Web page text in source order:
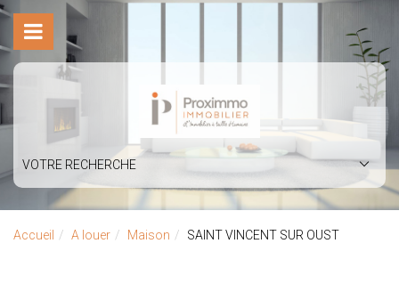
VOTRE RECHERCHE
Accueil A louer Maison SAINT VINCENT SUR OUST